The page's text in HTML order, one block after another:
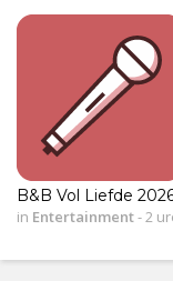
B&B Vol Liefde
in Entertainment-2